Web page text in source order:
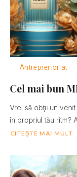
Antreprenoriat
Cel mai bun
Vrei să obţii un
în propriul tău ritm?
CITEȘTE MAI MULT